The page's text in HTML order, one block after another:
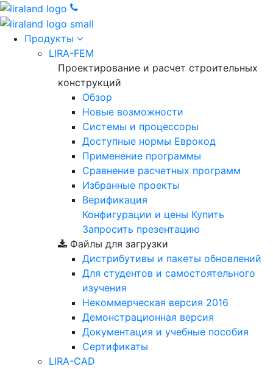
Продукты
LIRA-FEM
Проектирование и расчет строительных
конструкций
Обзор
Новые возможности
Cистемы и процессоры
Доступные нормы Еврокод
Применение программы
Сравнение расчетных программ
Избранные проекты
Верификация
Конфигурации и цены Купить
Запросить презентацию
Файлы для загрузки
Дистрибутивы и пакеты обновлений
Для студентов и самостоятельного
изучения
Некоммерческая версия 2016
Демонстрационная версия
Документация и учебные пособия
Сертификаты
LIRA-CAD